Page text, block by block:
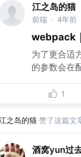
江之岛的猫
前端 · 4年前
webpack
为了更合适
的参数会在
1
之岛的猫 赞了这篇文
酒窝yun过